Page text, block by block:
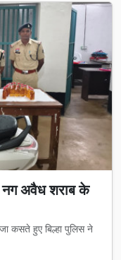
नग अवैध शराब के
कसते हुए बिल्हा पुलिस ने